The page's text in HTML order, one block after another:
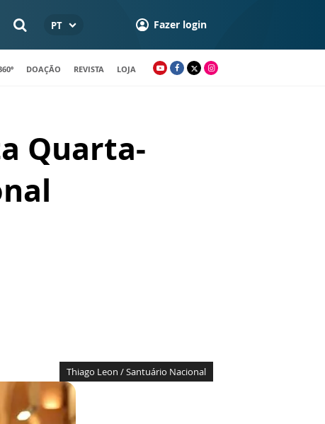
PT Fazer login
DOAÇÃO REVISTA LOJA
Quarta-
Thiago Leon / Santuário Nacional